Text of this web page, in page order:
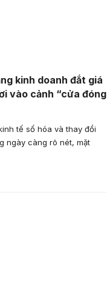
kinh doanh đắt giá
vào cảnh “cửa đóng
tế số hóa và thay đổi
ngày càng rõ nét, mặt